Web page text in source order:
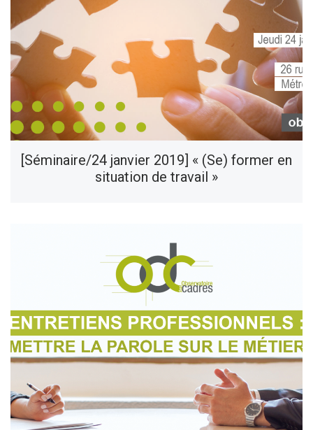
[Séminaire/24 janvier 2019] « (Se) former en
situation de travail »